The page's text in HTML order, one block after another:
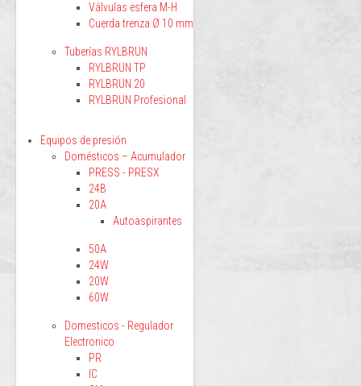
Válvulas esfera M-H
Cuerda trenza Ø 10 mm
Tuberías RYLBRUN
RYLBRUN TP
RYLBRUN 20
RYLBRUN Profesional
Equipos de presión
Domésticos – Acumulador
PRESS - PRESX
24B
20A
Autoaspirantes
50A
24W
20W
60W
Domesticos - Regulador
Electronico
PR
IC